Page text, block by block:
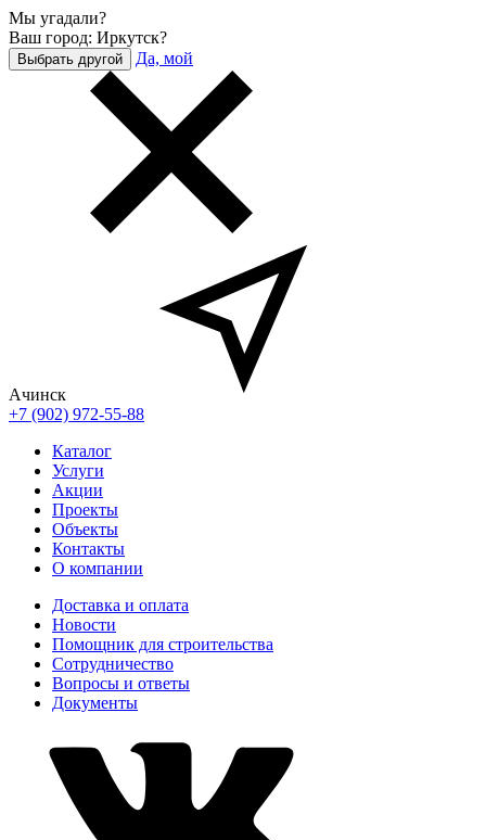
Мы угадали?
Ваш город: Иркутск?
Выбрать другой Да, мой
Ачинск
+7 (902) 972-55-88
Каталог
Услуги
Акции
Проекты
Объекты
Контакты
О компании
Доставка и оплата
Новости
Помощник для строительства
Сотрудничество
Вопросы и ответы
Документы